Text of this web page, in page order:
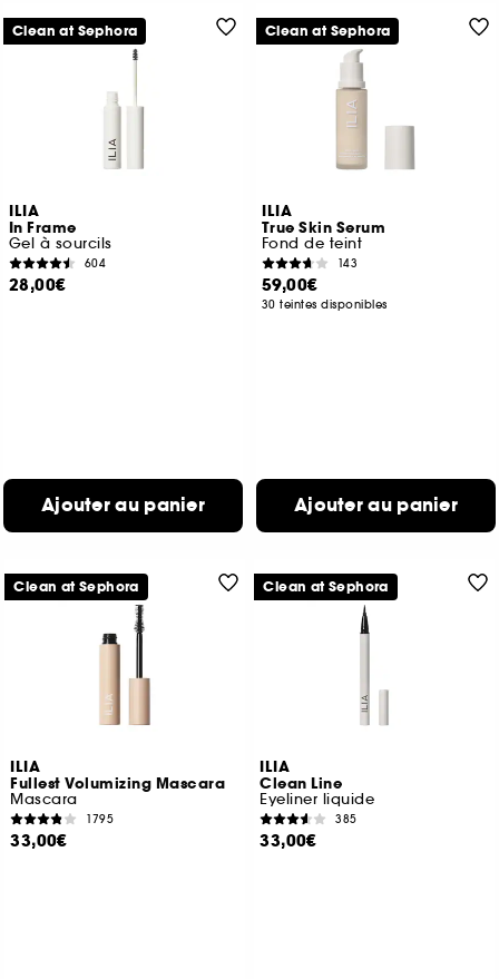
ILIA
In Frame
Gel à sourcils
604
28,00€
Ajouter au panier
Clean at Sephora
ILIA
True Skin Serum
Fond de teint
143
59,00€
30 teintes disponibles
Ajouter au panier
Clean at Sephora
ILIA
Fullest Volumizing Mascara
Mascara
1795
33,00€
Clean at Sephora
ILIA
Clean Line
Eyeliner liquide
385
33,00€
Clean at Sephora